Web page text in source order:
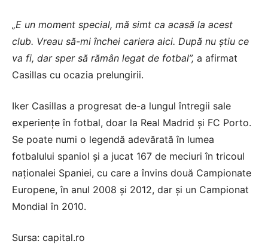
„E un moment special, mă simt ca acasă la acest
club. Vreau să-mi închei cariera aici. După nu știu ce
va fi, dar sper să rămân legat de fotbal”, a afirmat
Casillas cu ocazia prelungirii.
Iker Casillas a progresat de-a lungul întregii sale
experiențe în fotbal, doar la Real Madrid și FC Porto.
Se poate numi o legendă adevărată în lumea
fotbalului spaniol și a jucat 167 de meciuri în tricoul
naționalei Spaniei, cu care a învins două Campionate
Europene, în anul 2008 și 2012, dar și un Campionat
Mondial în 2010.
Sursa: capital.ro